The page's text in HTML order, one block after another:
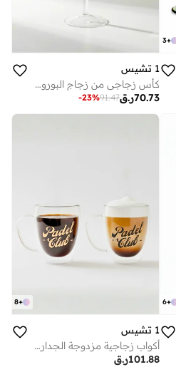
+
3
1 تشيس
كأس زجاجي من زجاج البوروسيليكات بتصميم وردة وماصة من الفولاذ المقاوم للصدأ - كأس شرب مزخرف بساق سعة 650 مل (وردي)
ر.ق70.73
91.47
-23%
+
6
+
8
1 تشيس
أكواب زجاجية مزدوجة الجدار مطبوعة بشعار نادي البادل - 350 مل (مجموعة من قطعتين) مصنوعة من زجاج البوروسيليكات المقاوم للحرارة
ر.ق101.88